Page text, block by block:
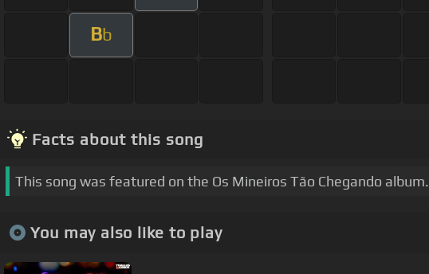
Bb
Facts about this song
This song was featured on the Os Mineiros Tão Chegando album.
You may also like to play